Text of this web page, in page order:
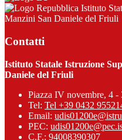
Istituto
Manzini San Daniele del Friuli
Contatti
Istituto Statale Istruzione
Daniele del Friuli
Piazza IV novembre, 4
Tel: Tel +39 0432
Email:
PEC:
C.F.: 94008390307